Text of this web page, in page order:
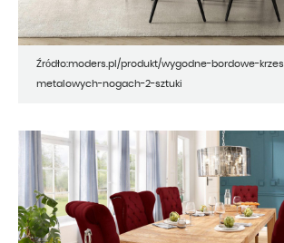
Źródło:moders.pl/produkt/wygodne-bordowe-
metalowych-nogach-2-sztuki